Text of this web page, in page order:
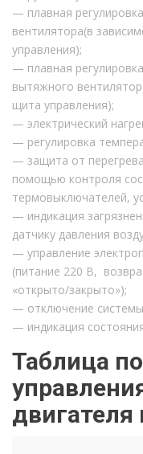
— плавная
вентилятора(в
управления);
— плавная
вытяжного
щита управления);
— электрический
— регулировка
— защита от
помощью контроля
термовыключателей,
— индикация
датчику давления
— управление
(питание 220 В,
«открыто/закрыто»);
— отключение системы
— индикация
Таблица
двигателя